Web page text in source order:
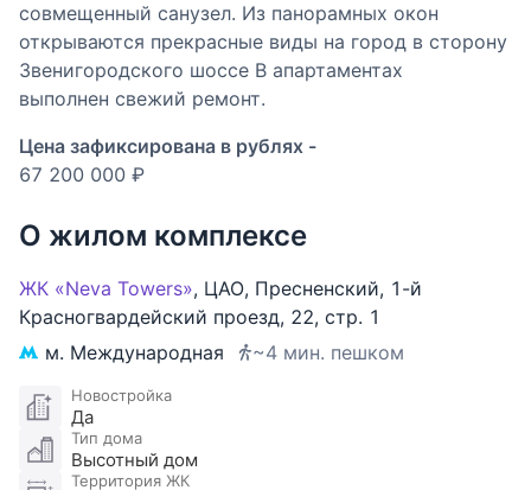
совмещенный санузел. Из панорамных окон
открываются прекрасные виды на город в сторону
Звенигородского шоссе В апартаментах
выполнен свежий ремонт.
Цена зафиксирована в рублях -
67 200 000 ₽
О жилом комплексе
ЖК «Neva Towers», ЦАО, Пресненский, 1-й
Красногвардейский проезд, 22, стр. 1
м. Международная
~4 мин. пешком
Новостройка
Да
Тип дома
Высотный дом
Территория ЖК